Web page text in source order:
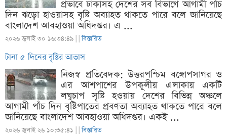
প্রভাবে ঢাকাসহ দেশের সব বিভাগে আগামী পাঁচ
দিন ঝড়ো হাওয়াসহ বৃষ্টি অব্যাহত থাকতে পারে বলে জানিয়েছে
বাংলাদেশ আবহাওয়া অধিদপ্তর। এ ...
২০২৬ জুলাই ৩০ ১৬:৩৪:৪৯ | |বিস্তারিত
টানা ৫ দিনের বৃষ্টির আভাস
নিজস্ব প্রতিবেদক: উত্তরপশ্চিম বঙ্গোপসাগর ও
এর আশপাশের উপকূলীয় এলাকায় একটি
লঘুচাপ সৃষ্টি হওয়ায় দেশের বিভিন্ন অঞ্চলে
আগামী পাঁচ দিন বৃষ্টিপাতের প্রবণতা অব্যাহত থাকতে পারে বলে
জানিয়েছে বাংলাদেশ আবহাওয়া অধিদপ্তর। একই ...
২০২৬ জুলাই ২৬ ১০:৩৫:৪১ | |বিস্তারিত